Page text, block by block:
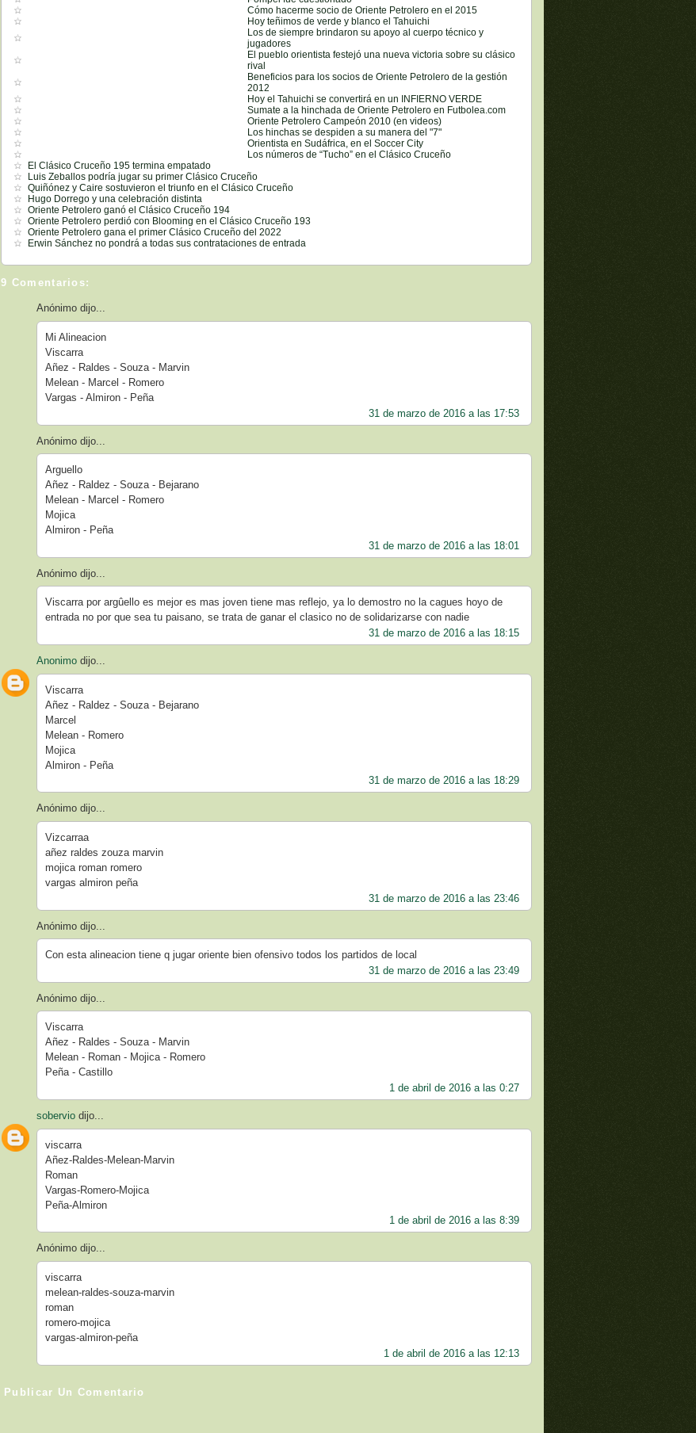
Cómo hacerme socio de Oriente Petrolero en el 2015
Hoy teñimos de verde y blanco el Tahuichi
Los de siempre brindaron su apoyo al cuerpo técnico y
jugadores
El pueblo orientista festejó una nueva victoria sobre su clásico
rival
Beneficios para los socios de Oriente Petrolero de la gestión
2012
Hoy el Tahuichi se convertirá en un INFIERNO VERDE
Sumate a la hinchada de Oriente Petrolero en Futbolea.com
Oriente Petrolero Campeón 2010 (en videos)
Los hinchas se despiden a su manera del "7"
Orientista en Sudáfrica, en el Soccer City
Los números de “Tucho” en el Clásico Cruceño
El Clásico Cruceño 195 termina empatado
Luis Zeballos podría jugar su primer Clásico Cruceño
Quiñónez y Caire sostuvieron el triunfo en el Clásico Cruceño
Hugo Dorrego y una celebración distinta
Oriente Petrolero ganó el Clásico Cruceño 194
Oriente Petrolero perdió con Blooming en el Clásico Cruceño 193
Oriente Petrolero gana el primer Clásico Cruceño del 2022
Erwin Sánchez no pondrá a todas sus contrataciones de entrada
9 Comentarios:
Anónimo dijo...
Mi Alineacion
Viscarra
Añez - Raldes - Souza - Marvin
Melean - Marcel - Romero
Vargas - Almiron - Peña
31 de marzo de 2016 a las 17:53
Anónimo dijo...
Arguello
Añez - Raldez - Souza - Bejarano
Melean - Marcel - Romero
Mojica
Almiron - Peña
31 de marzo de 2016 a las 18:01
Anónimo dijo...
Viscarra por argûello es mejor es mas joven tiene mas reflejo, ya lo demostro no la cagues hoyo de
entrada no por que sea tu paisano, se trata de ganar el clasico no de solidarizarse con nadie
31 de marzo de 2016 a las 18:15
Anonimo dijo...
Viscarra
Añez - Raldez - Souza - Bejarano
Marcel
Melean - Romero
Mojica
Almiron - Peña
31 de marzo de 2016 a las 18:29
Anónimo dijo...
Vizcarraa
añez raldes zouza marvin
mojica roman romero
vargas almiron peña
31 de marzo de 2016 a las 23:46
Anónimo dijo...
Con esta alineacion tiene q jugar oriente bien ofensivo todos los partidos de local
31 de marzo de 2016 a las 23:49
Anónimo dijo...
Viscarra
Añez - Raldes - Souza - Marvin
Melean - Roman - Mojica - Romero
Peña - Castillo
1 de abril de 2016 a las 0:27
sobervio dijo...
viscarra
Añez-Raldes-Melean-Marvin
Roman
Vargas-Romero-Mojica
Peña-Almiron
1 de abril de 2016 a las 8:39
Anónimo dijo...
viscarra
melean-raldes-souza-marvin
roman
romero-mojica
vargas-almiron-peña
1 de abril de 2016 a las 12:13
Publicar Un Comentario